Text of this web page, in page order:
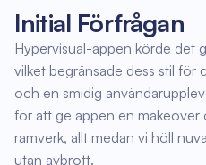
Initial Förfrågan
Hypervisual-appen körde det
vilket begränsade dess stil
och en smidig
för att ge appen en
ramverk, allt medan vi höll
utan avbrott.